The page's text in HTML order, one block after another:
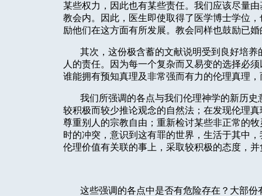
某些权力，因此也有某些责任。我们应该尽量
教会内。因此，医生即使取得了医学博士学位
励他们在这方面有所发展。教会同样也鼓励已
其次，这份极含蓄的文献说明受到良好培
人的责任。因为每一个复杂而又易变的选择必
谁能拥有预知真理及非常强而有力的伦理真理
我们所强调的各点与我们伦理神学的新历
较积极而较少推论观念的自然法；在发现伦理
尊重别人的宗教自由；重新检讨某些非正常的
时的冲突，意识到这有罪的世界，生活于其中
伦理价值有关联的事上，采取较积极的态度，
这些强调的各点中是否有危险存在？大部